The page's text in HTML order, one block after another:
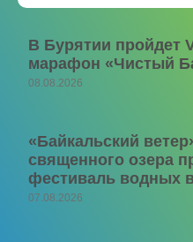
В Бурятии пройдет
марафон «Чистый
08.08.2026
«Байкальский
священного озера
фестиваль водных
07.08.2026